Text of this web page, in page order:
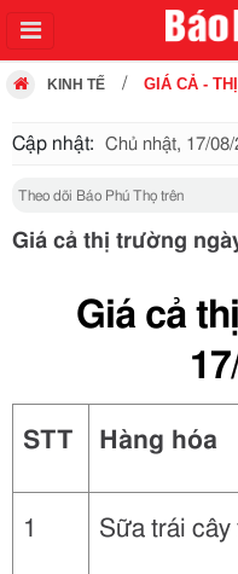
KINH TẾ GIÁ CẢ -
Cập nhật: Chủ nhật, 17/
Theo dõi Báo Phú Thọ trên
Giá cả thị trường
Giá cả
STT Hàng hóa
1 Sữa trái cây